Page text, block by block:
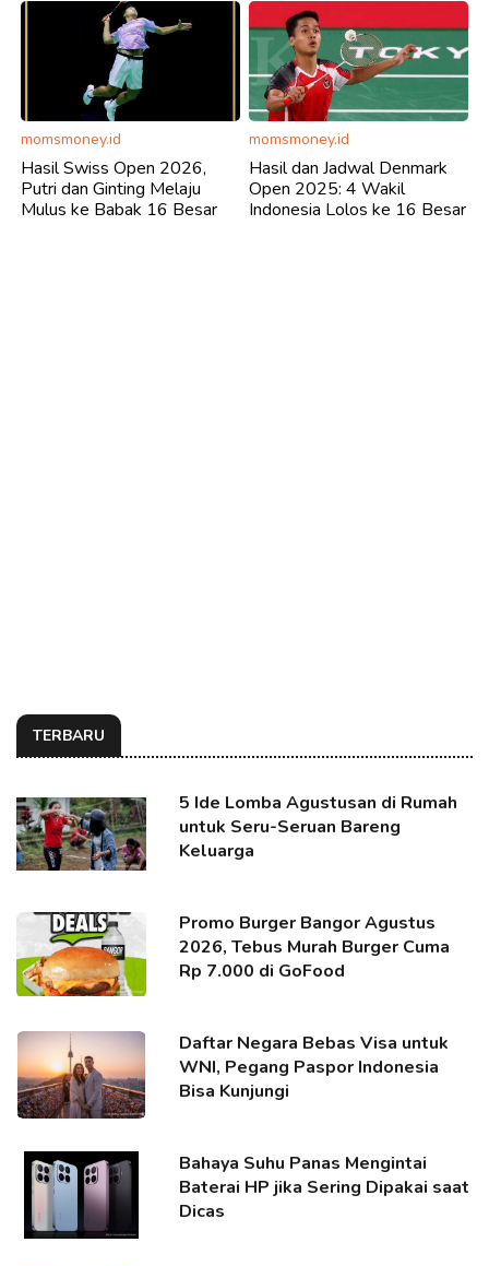
momsmoney.id
Hasil Swiss Open 2026,
Putri dan Ginting Melaju
Mulus ke Babak 16 Besar
momsmoney.id
Hasil dan Jadwal Denmark
Open 2025: 4 Wakil
Indonesia Lolos ke 16 Besar
TERBARU
5 Ide Lomba Agustusan di Rumah
untuk Seru-Seruan Bareng
Keluarga
Promo Burger Bangor Agustus
2026, Tebus Murah Burger Cuma
Rp 7.000 di GoFood
Daftar Negara Bebas Visa untuk
WNI, Pegang Paspor Indonesia
Bisa Kunjungi
Bahaya Suhu Panas Mengintai
Baterai HP jika Sering Dipakai saat
Dicas